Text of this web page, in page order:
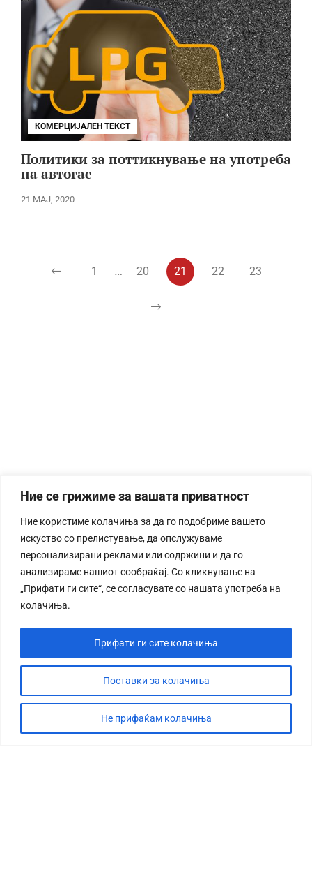
Ние се грижиме за вашата приватност
Ние користиме колачиња за да го подобриме вашето
искуство со прелистување, да опслужуваме
персонализирани реклами или содржини и да го
анализираме нашиот сообраќај. Со кликнување на
„Прифати ги сите“, се согласувате со нашата употреба на
колачиња.
Поставки за колачиња
Не прифаќам колачиња
Прифати ги сите колачиња
КОМЕРЦИЈАЛЕН ТЕКСТ
Политики за поттикнување на употреба
на автогас
21 МАЈ, 2020
1 … 20 21 22 23
СТОРИЈА
ДЕБАТА